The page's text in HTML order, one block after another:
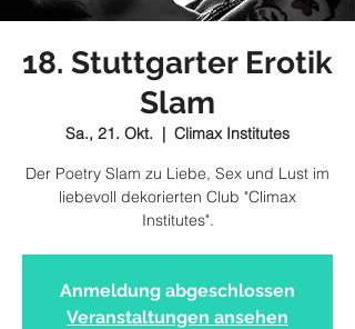
18. Stuttgarter Erotik
Slam
Sa., 21. Okt.
  |
Climax Institutes
Der Poetry Slam zu Liebe, Sex und Lust im
liebevoll dekorierten Club "Climax
Institutes".
Anmeldung abgeschlossen
Veranstaltungen ansehen